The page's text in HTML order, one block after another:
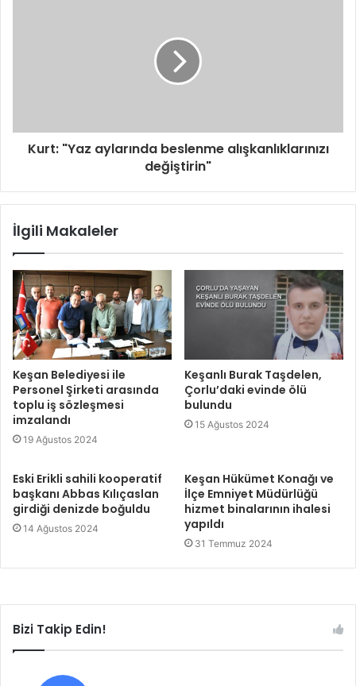
Kurt: "Yaz aylarında beslenme alışkanlıklarınızı
değiştirin"
İlgili Makaleler
Keşan Belediyesi ile
Personel Şirketi arasında
toplu iş sözleşmesi
imzalandı
19 Ağustos 2024
Keşanlı Burak Taşdelen,
Çorlu’daki evinde ölü
bulundu
15 Ağustos 2024
Eski Erikli sahili kooperatif
başkanı Abbas Kılıçaslan
girdiği denizde boğuldu
14 Ağustos 2024
Keşan Hükümet Konağı ve
İlçe Emniyet Müdürlüğü
hizmet binalarının ihalesi
yapıldı
31 Temmuz 2024
Bizi Takip Edin!